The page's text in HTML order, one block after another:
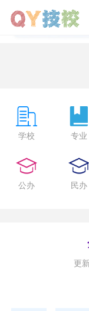
学校 专业
公办 民办
更